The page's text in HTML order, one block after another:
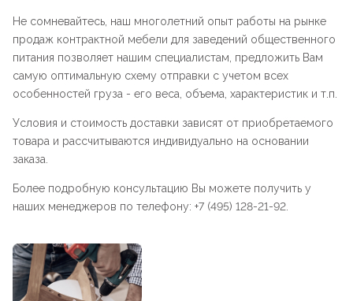
Не сомневайтесь, наш многолетний опыт работы на рынке
продаж контрактной мебели для заведений общественного
питания позволяет нашим специалистам, предложить Вам
самую оптимальную схему отправки с учетом всех
особенностей груза - его веса, объема, характеристик и т.п.
Условия и стоимость доставки зависят от приобретаемого
товара и рассчитываются индивидуально на основании
заказа.
Более подробную консультацию Вы можете получить у
наших менеджеров по телефону: +7 (495) 128-21-92.